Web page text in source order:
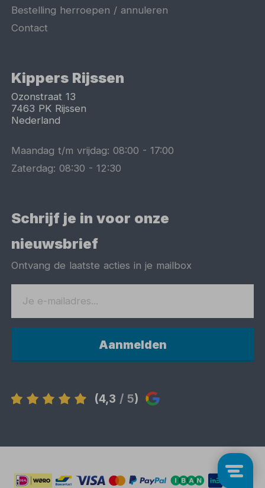
Bestelling herroepen / annuleren
Contact
Kippers Rijssen
Ozonstraat 13
7463 PK Rijssen
Nederland
Maandag t/m vrijdag:08:00 -17:00
Zaterdag:08:30 -12:30
Schrijf je in voor onze
nieuwsbrief
Ontvang de laatste acties in je mailbox
Aanmelden
(4,3 / 5)